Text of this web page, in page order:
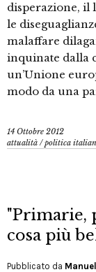
disperazione, il
le
malaffare
inquinate dalla
un’Unione
modo da una
14 Ottobre 2012
attualità /politica
"Primarie,
cosa più
Pubblicato da